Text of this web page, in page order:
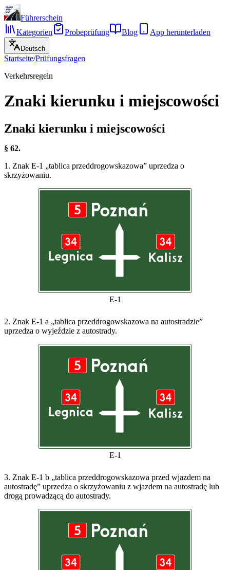
Führerschein
Kategorien
Probeprüfung Blog App herunterladen
Deutsch
Startseite/Prüfungsfragen
Verkehrsregeln
Znaki kierunku i miejscowości
Znaki kierunku i miejscowości
§ 62.
1. Znak E-1 „tablica przeddrogowskazowa” uprzedza o
skrzyżowaniu.
E-1
2. Znak E-1 a „tablica przeddrogowskazowa na autostradzie”
uprzedza o wyjeździe z autostrady.
E-1
3. Znak E-1 b „tablica przeddrogowskazowa przed wjazdem na
autostradę” uprzedza o skrzyżowaniu z wjazdem na autostradę lub
drogą prowadzącą do autostrady.